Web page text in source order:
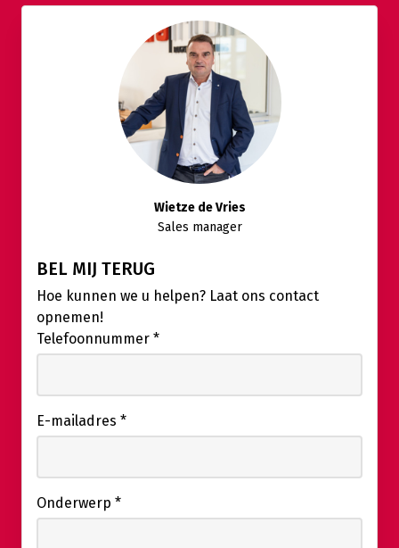
Wietze de Vries
Sales manager
BEL MIJ TERUG
Hoe kunnen we u helpen? Laat ons contact
opnemen!
Telefoonnummer *
E-mailadres *
Onderwerp *